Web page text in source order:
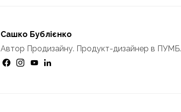
Сашко Бублієнко
Автор Продизайну. Продукт-дизайнер в ПУМБ.